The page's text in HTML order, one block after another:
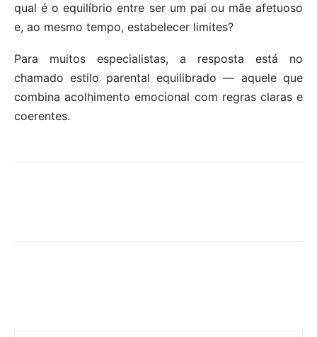
qual é o equilíbrio entre ser um pai ou mãe afetuoso
e, ao mesmo tempo, estabelecer limites?
Para muitos especialistas, a resposta está no
chamado estilo parental equilibrado — aquele que
combina acolhimento emocional com regras claras e
coerentes.